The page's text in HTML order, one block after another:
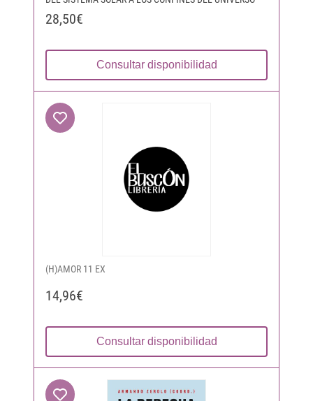
28,50€
Consultar disponibilidad
(H)AMOR 11 EX
14,96€
Consultar disponibilidad